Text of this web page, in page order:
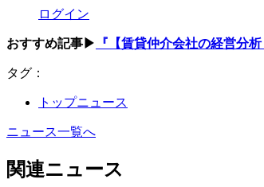
ログイン
おすすめ記事▶ 『【賃貸仲介会社の経営分
タグ：
トップニュース
ニュース一覧へ
関連ニュース